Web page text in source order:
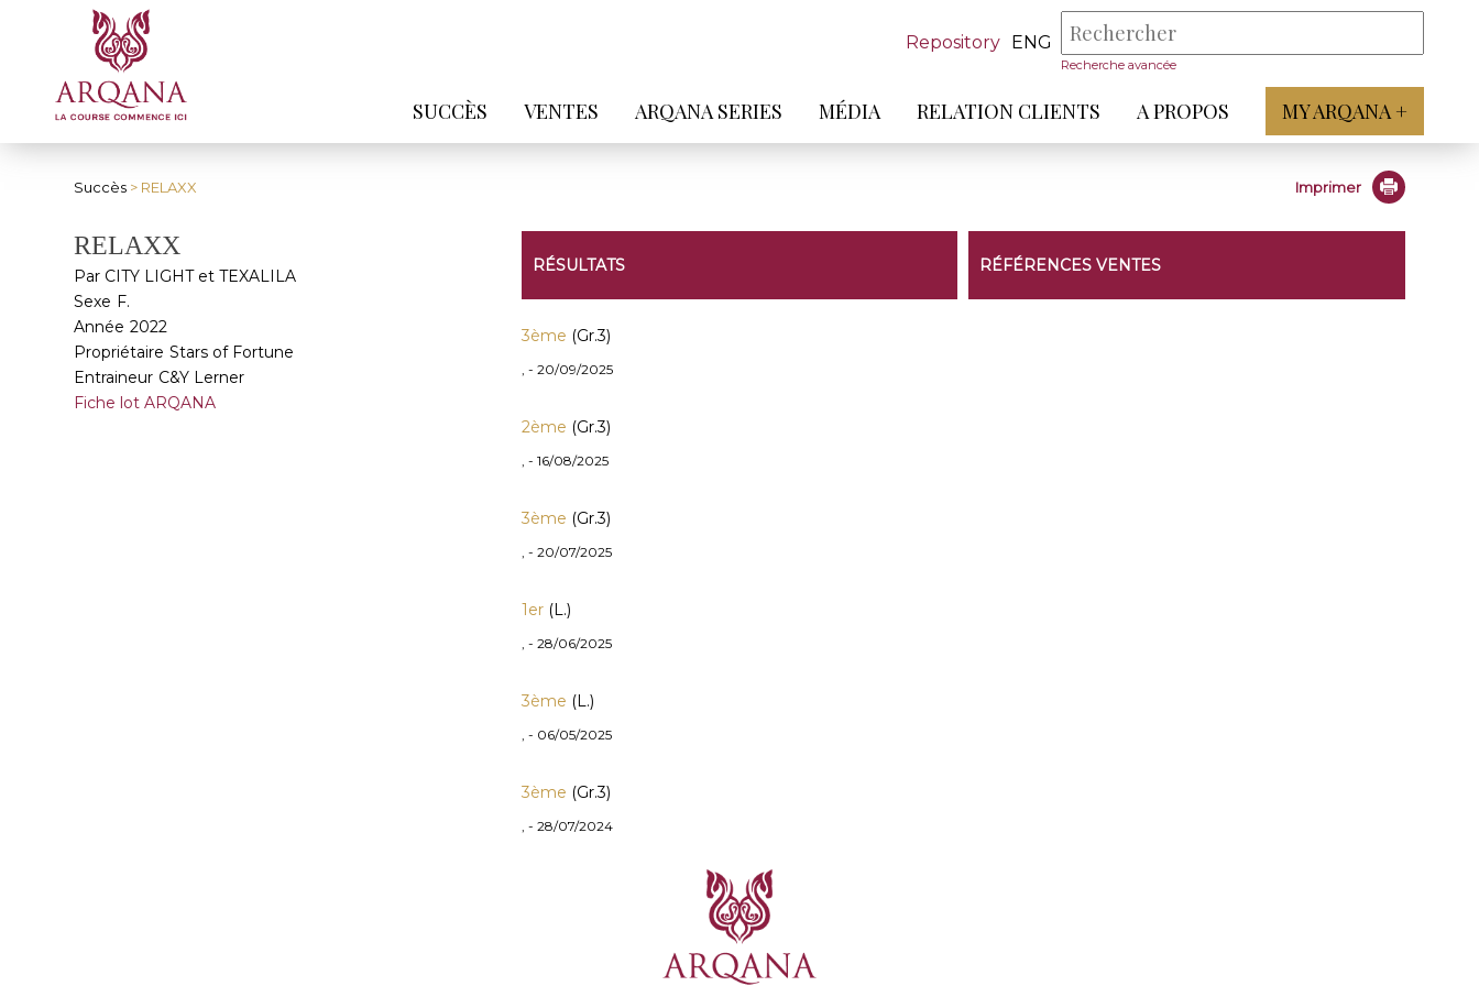
Repository ENG
Recherche avancée
SUCCÈS VENTES ARQANA SERIES MÉDIA RELATION CLIENTS A PROPOS MY ARQANA +
Succès > RELAXX Imprimer
RELAXX
Par CITY LIGHT et TEXALILA
Sexe F.
Année 2022
Propriétaire Stars of Fortune
Entraineur C&Y Lerner
Fiche lot ARQANA
RÉSULTATS
3ème (Gr.3)
, - 20/09/2025
2ème (Gr.3)
, - 16/08/2025
3ème (Gr.3)
, - 20/07/2025
1er(L.)
, - 28/06/2025
3ème (L.)
, - 06/05/2025
3ème (Gr.3)
, - 28/07/2024
RÉFÉRENCES VENTES